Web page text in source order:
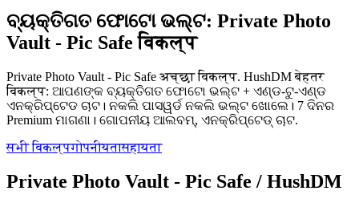
ବ୍ୟକ୍ତିଗତ ଫୋଟୋ ଭଲ୍ଟ: Private Photo
Vault - Pic Safe विकल्प
Private Photo Vault - Pic Safe अच्छा विकल्प. HushDM बेहतर
विकल्प: ଆପଣଙ୍କ ବ୍ୟକ୍ତିଗତ ଫୋଟୋ ଭଲ୍ଟ + ଏଣ୍ଡ-ଟୁ-ଏଣ୍ଡ
ଏନକ୍ରିପ୍ଟେଡ ଚାଟ। ନକଲି ପାସୱର୍ଡ ନକଲି ଭଲ୍ଟ ଖୋଲେ। 7 ଦିନର
Premium ମାଗଣା। ଗୋପନୀୟ ଆଲବମ୍, ଏନକ୍ରିପ୍ଟେଡ୍ ଚାଟ.
सभी विकल्पगोपनीयतासहायता
Private Photo Vault - Pic Safe / HushDM